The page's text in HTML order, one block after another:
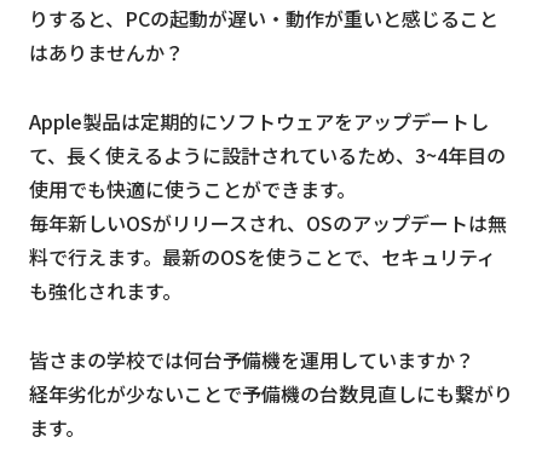
りすると、PCの起動が遅い・動作が重いと感じること
はありませんか？
Apple製品は定期的にソフトウェアをアップデートし
て、⻑く使えるように設計されているため、3~4年目の
使用でも快適に使うことができます。
毎年新しいOSがリリースされ、OSのアップデートは無
料で行えます。最新のOSを使うことで、セキュリティ
も強化されます。
皆さまの学校では何台予備機を運用していますか？
経年劣化が少ないことで予備機の台数見直しにも繋がり
ます。